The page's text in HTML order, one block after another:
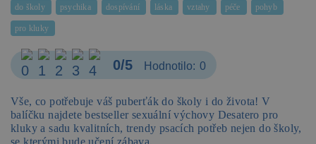
do školy psychika dospívání láska vztahy péče pohyb
pro kluky
0/5 Hodnotilo: 0
Vše, co potřebuje váš puberťák do školy i do života! V
balíčku najdete bestseller sexuální výchovy Desatero pro
kluky a sadu kvalitních, trendy psacích potřeb nejen do školy,
se kterými bude učení zábava.